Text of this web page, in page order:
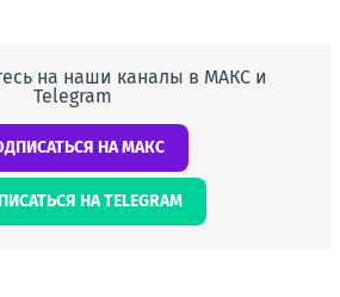
на наши каналы в МАКС и
Telegram
НА МАКС
НА TELEGRAM